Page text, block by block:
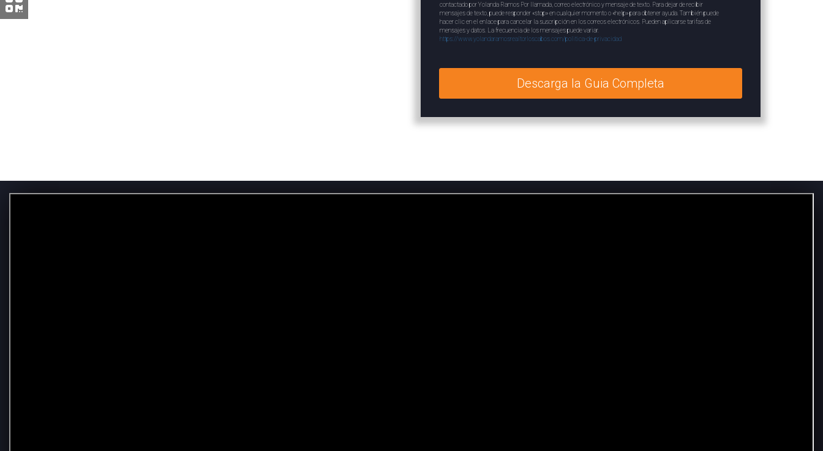
contactado por Yolanda Ramos Por llamada, correo electrónico y mensaje de texto. Para dejar de recibir
mensajes de texto, puede responder «stop» en cualquier momento o «help» para obtener ayuda. También puede
hacer clic en el enlace para cancelar la suscripción en los correos electrónicos. Pueden aplicarse tarifas de
mensajes y datos. La frecuencia de los mensajes puede variar.
https://www.yolandaramosrealtorloscabos.com/politica-de-privacidad
Descarga la Guia Completa